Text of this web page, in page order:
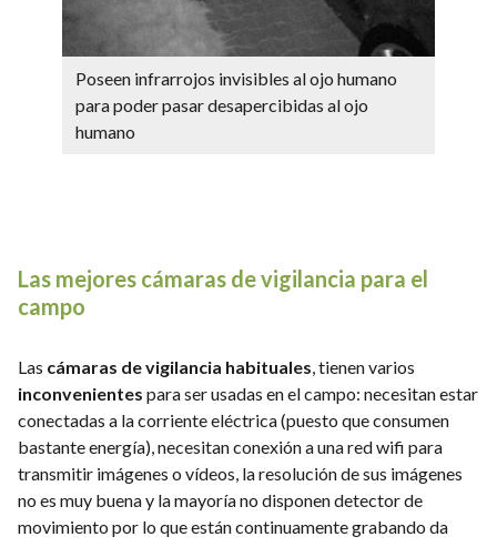
Poseen infrarrojos invisibles al ojo humano
para poder pasar desapercibidas al ojo
humano
Las mejores cámaras de vigilancia para el
campo
Las cámaras de vigilancia habituales, tienen varios
inconvenientes para ser usadas en el campo: necesitan estar
conectadas a la corriente eléctrica (puesto que consumen
bastante energía), necesitan conexión a una red wifi para
transmitir imágenes o vídeos, la resolución de sus imágenes
no es muy buena y la mayoría no disponen detector de
movimiento por lo que están continuamente grabando da